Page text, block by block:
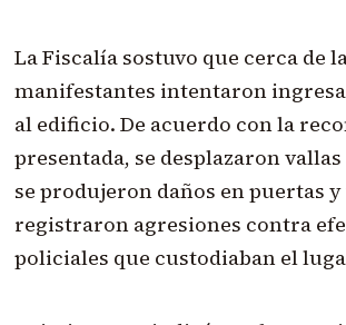
La Fiscalía sostuvo que cerca de
manifestantes intentaron
al edificio. De acuerdo con la
presentada, se desplazaron
se produjeron daños en puertas
registraron agresiones contra
policiales que custodiaban el